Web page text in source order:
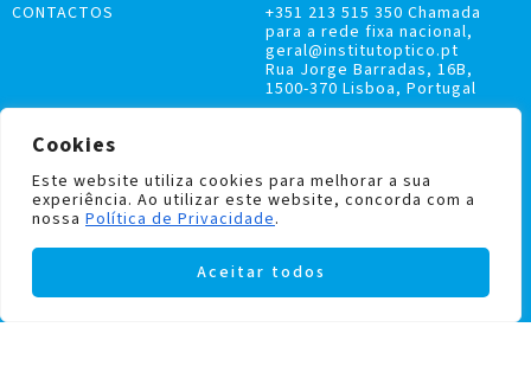
Cookies
Este website utiliza cookies para melhorar a sua
experiência. Ao utilizar este website, concorda com a
nossa Política de Privacidade.
Aceitar todos
LIVRO DE RECLAMAÇÕES
POLÍTICA DE PRIVACIDADE E COOKIES
CONTACTOS
+351 213 515 350 Chamada
para a rede fixa nacional,
geral@institutoptico.pt
Rua Jorge Barradas, 16B,
1500-370 Lisboa, Portugal